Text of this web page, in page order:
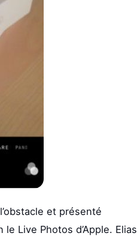
et présenté
Live Photos d’Apple. Elias